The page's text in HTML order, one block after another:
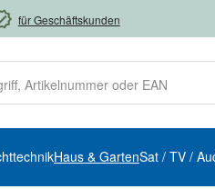
für Geschäftskunden
Haus & GartenSat / TV /